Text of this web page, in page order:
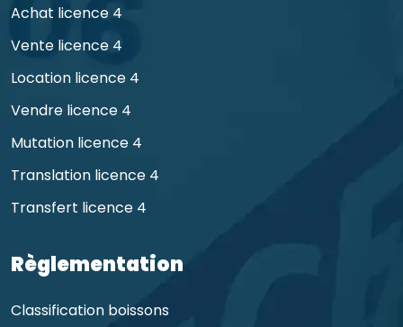
Achat licence 4
Vente licence 4
Location licence 4
Vendre licence 4
Mutation licence 4
Translation licence 4
Transfert licence 4
Règlementation
Classification boissons